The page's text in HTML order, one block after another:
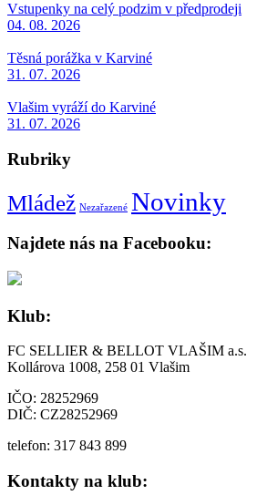
Vstupenky na celý podzim v předprodeji
04. 08. 2026
Těsná porážka v Karviné
31. 07. 2026
Vlašim vyráží do Karviné
31. 07. 2026
Rubriky
Mládež Nezařazené Novinky
Najdete nás na Facebooku:
Klub:
FC SELLIER & BELLOT VLAŠIM a.s.
Kollárova 1008, 258 01 Vlašim
IČO: 28252969
DIČ: CZ28252969
telefon: 317 843 899
Kontakty na klub: